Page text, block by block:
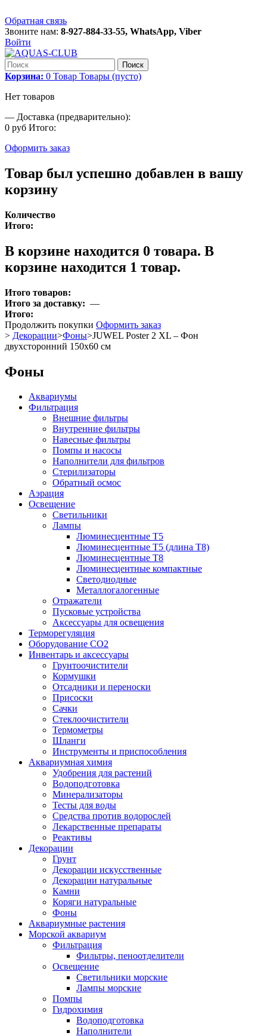
Обратная связь
Звоните нам: 8-927-884-33-55, WhatsApp, Viber
Войти
Поиск
Корзина: 0 Товар Товары (пусто)
Нет товаров
— Доставка (предварительно):
0 руб Итого:
Оформить заказ
Товар был успешно добавлен в вашу
корзину
Количество
Итого:
В корзине находится 0 товара. В
корзине находится 1 товар.
Итого товаров:
Итого за доставку: —
Итого:
Продолжить покупки Оформить заказ
> Декорации>Фоны>JUWEL Poster 2 XL – Фон
двухсторонний 150x60 см
Фоны
Аквариумы
Фильтрация
Внешние фильтры
Внутренние фильтры
Навесные фильтры
Помпы и насосы
Наполнители для фильтров
Стерилизаторы
Обратный осмос
Аэрация
Освещение
Светильники
Лампы
Люминесцентные T5
Люминесцентные T5 (длина T8)
Люминесцентные T8
Люминесцентные компактные
Светодиодные
Металлогалогенные
Отражатели
Пусковые устройства
Аксессуары для освещения
Терморегуляция
Оборудование CO2
Инвентарь и аксессуары
Грунтоочистители
Кормушки
Отсадники и переноски
Присоски
Сачки
Стеклоочистители
Термометры
Шланги
Инструменты и приспособления
Аквариумная химия
Удобрения для растений
Водоподготовка
Минерализаторы
Тесты для воды
Средства против водорослей
Лекарственные препараты
Реактивы
Декорации
Грунт
Декорации искусственные
Декорации натуральные
Камни
Коряги натуральные
Фоны
Аквариумные растения
Морской аквариум
Фильтрация
Фильтры, пеноотделители
Освещение
Светильники морские
Лампы морские
Помпы
Гидрохимия
Водоподготовка
Наполнители